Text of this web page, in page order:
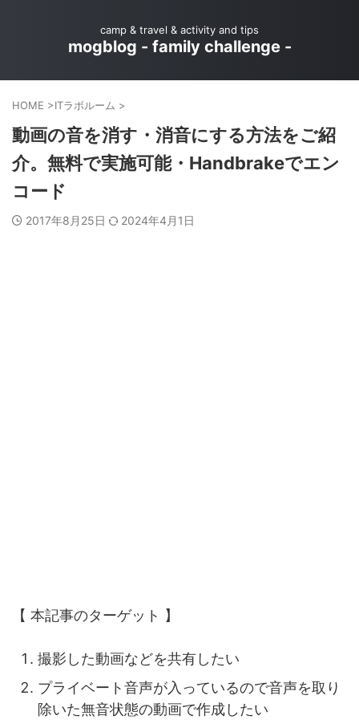
camp & travel & activity and tips
mogblog - family challenge -
HOME >ITラボルーム >
動画の音を消す・消音にする方法をご紹
介。無料で実施可能・Handbrakeでエン
コード
2017年8月25日 2024年4月1日
【 本記事のターゲット 】
撮影した動画などを共有したい
プライベート音声が入っているので音声を取り
除いた無音状態の動画で作成したい